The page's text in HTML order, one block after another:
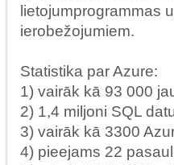
lietojumprogrammas
ierobežojumiem.
Statistika par Azure:
1) vairāk kā 93 000
2) 1,4 miljoni SQL
3) vairāk kā 3300
4) pieejams 22